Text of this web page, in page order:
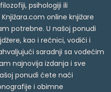
psihologiji ili
online knjižare
potrebne. U našoj ponudi
kao i rečnici, vodiči i
saradnji sa vodećim
najnovija izdanja i sve
ponudi ćete naći
i obimne